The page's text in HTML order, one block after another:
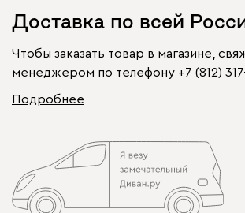
Доставка по всей
Чтобы заказать товар в магазине,
менеджером по телефону +7 (812)
Подробнее